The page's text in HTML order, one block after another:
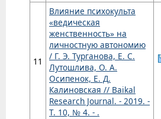
11
Влияние психокульта
«ведическая
женственность» на
личностную автономию
/ Г. Э. Турганова, Е. С.
Лутошлива, О. А.
Осипенок, Е. Д.
Калиновская // Baikal
Research Journal. - 2019. -
Т. 10, № 4. - .